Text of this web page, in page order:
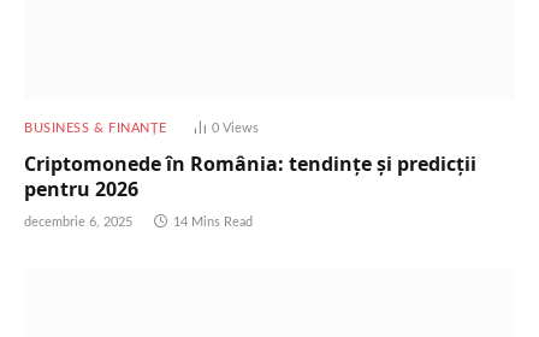
BUSINESS & FINANȚE 0 Views
Criptomonede în România: tendințe și predicții
pentru 2026
decembrie 6, 2025 14 Mins Read